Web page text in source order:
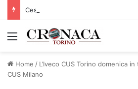
Menu
Home / L’Iveco CUS Torino domenica
CUS Milano